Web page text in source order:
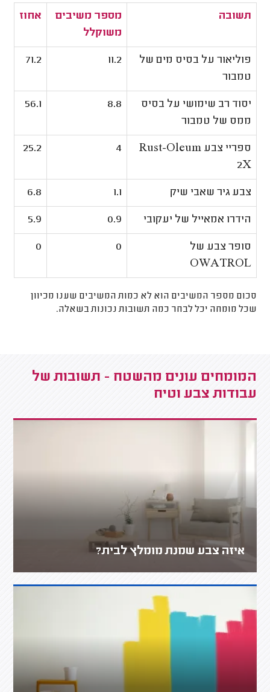
תשובה
מספר משיבים
משוקלל
אחוז
פוליאור על בסיס מים של
טמבור
11.2
71.2
יסוד רב שימושי על בסיס
ממס של טמבור
8.8
56.1
ספריי צבע Rust-Oleum
2X
4
25.2
צבע גיר שאבי שיק 1.1
6.8
הידרו אמאייל של יעקובי 0.9
5.9
סופר צבע של
OWATROL
0
0
סכום מספר המשיבים הוא לא כמות המשיבים שענו מכיוון
שכל מומחה יכל לבחר כמה תשובות נכונות בשאלה.
המומחים עונים מהשטח - תשובות של
עבודות צבע וטיח
איזה צבע שמנת מומלץ לבית?